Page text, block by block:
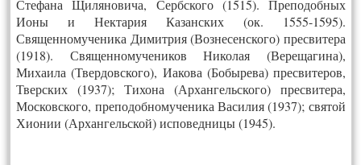
Стефана Щиляновича, Сербского (1515). Преподобных
Ионы и Нектария Казанских (ок. 1555-1595).
Священномученика Димитрия (Вознесенского) пресвитера
(1918). Священномучеников Николая (Верещагина),
Михаила (Твердовского), Иакова (Бобырева) пресвитеров,
Тверских (1937); Тихона (Архангельского) пресвитера,
Московского, преподобномученика Василия (1937); святой
Хионии (Архангельской) исповедницы (1945).